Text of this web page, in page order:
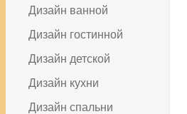
Дизайн ванной
Дизайн гостинной
Дизайн детской
Дизайн кухни
Дизайн спальни